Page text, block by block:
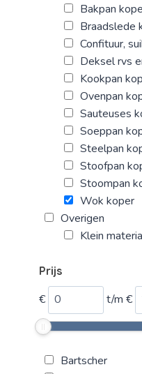
Bakpan
Braadslede
Confituur,
Deksel rvs
Kookpan
Ovenpan
Sauteuses
Soeppan
Steelpan
Stoofpan
Stoompan
Wok koper
Overigen
Klein
Prijs
€ t/m €
Bartscher